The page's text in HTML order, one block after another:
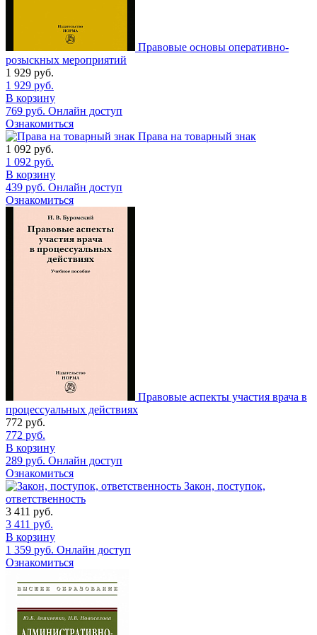
Правовые основы оперативно-
розыскных мероприятий
1 929 руб.
1 929 руб.
В корзину
769 руб. Онлайн доступ
Ознакомиться
Права на товарный знак
1 092 руб.
1 092 руб.
В корзину
439 руб. Онлайн доступ
Ознакомиться
Правовые аспекты участия врача в
процессуальных действиях
772 руб.
772 руб.
В корзину
289 руб. Онлайн доступ
Ознакомиться
Закон, поступок,
ответственность
3 411 руб.
3 411 руб.
В корзину
1 359 руб. Онлайн доступ
Ознакомиться